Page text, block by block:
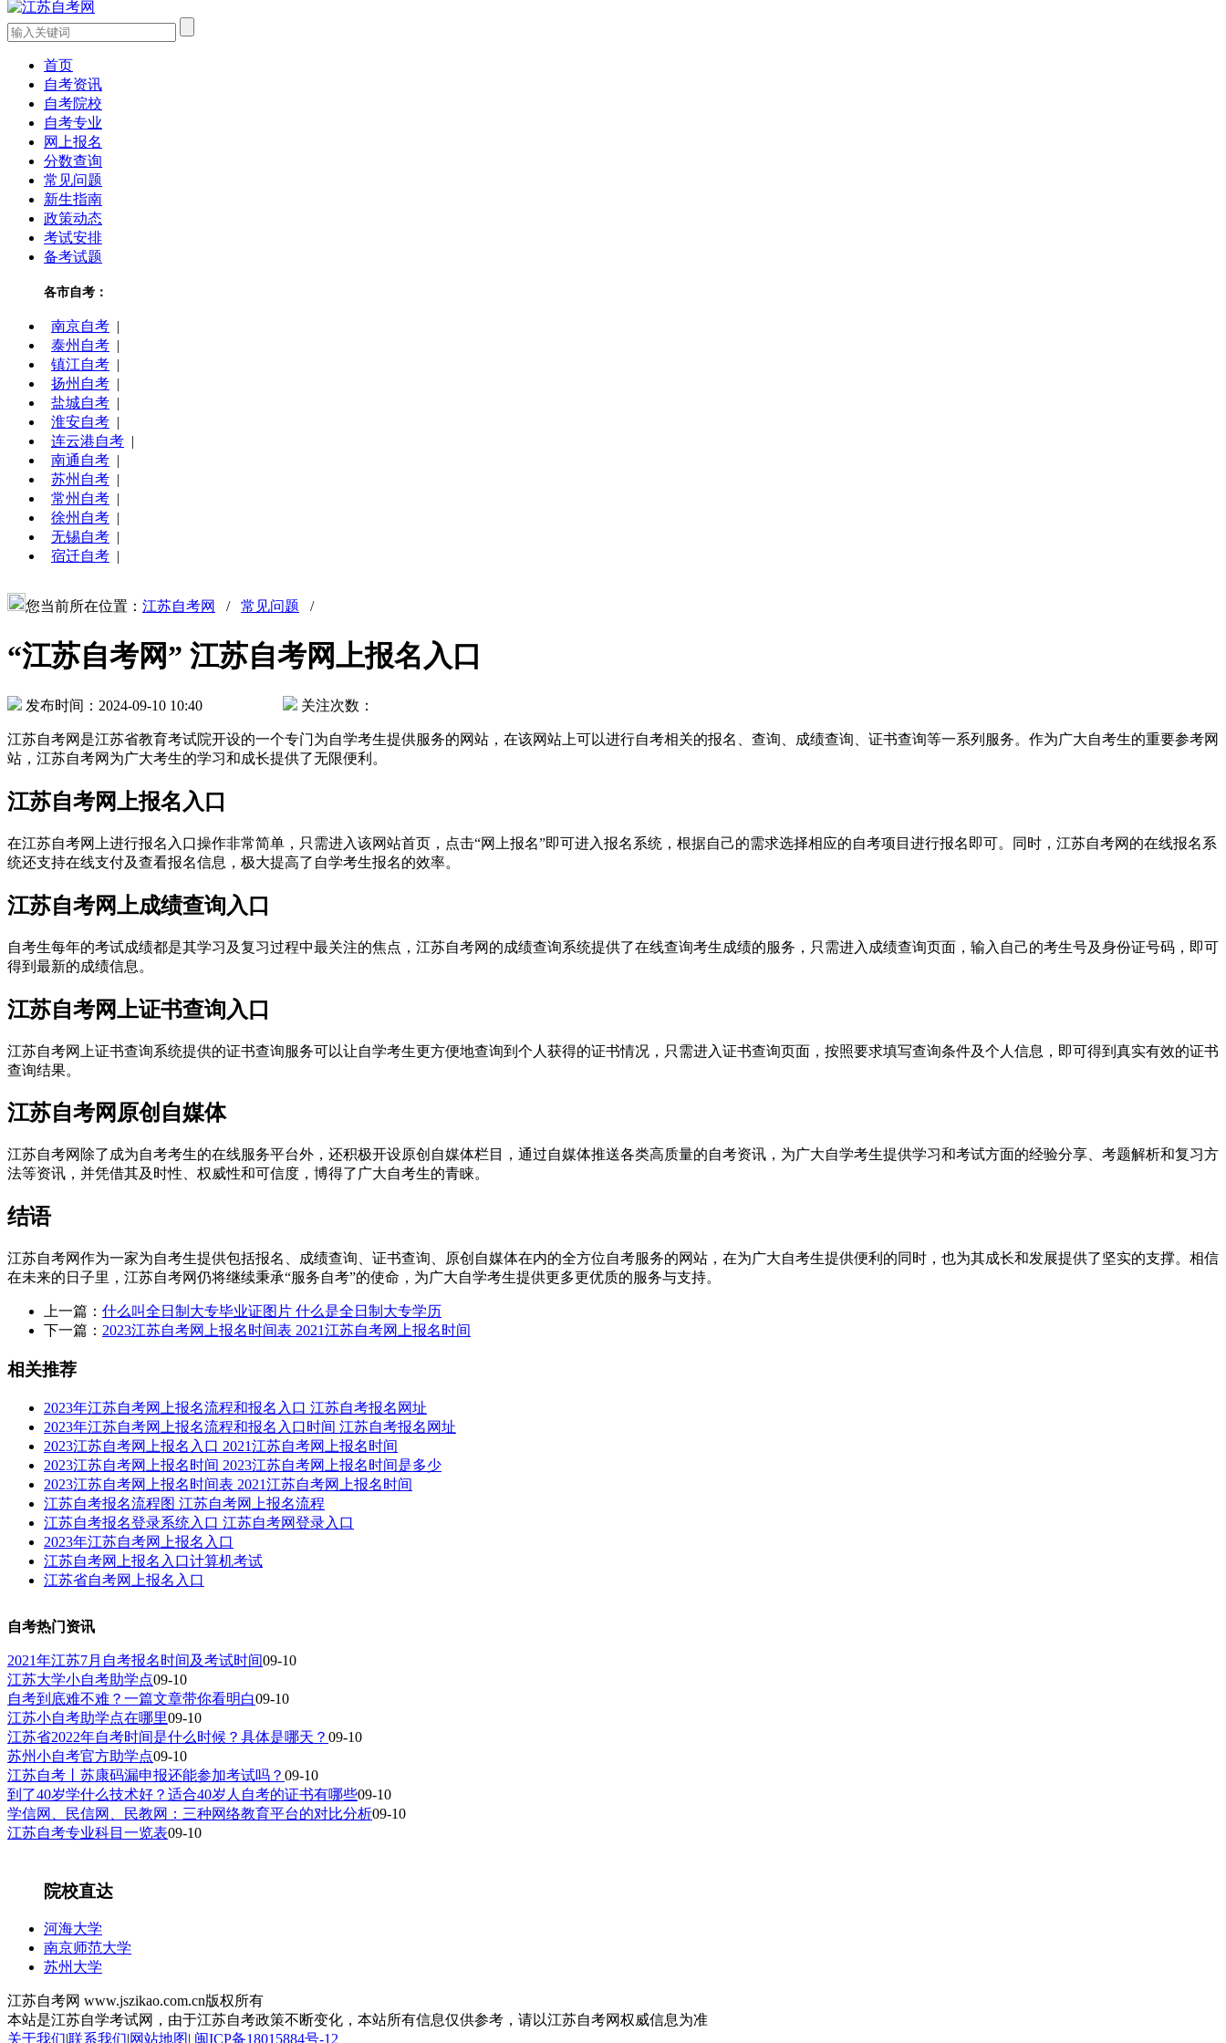
首页
自考资讯
自考院校
自考专业
网上报名
分数查询
常见问题
新生指南
政策动态
考试安排
备考试题
各市自考：
南京自考 |
泰州自考 |
镇江自考 |
扬州自考 |
盐城自考 |
淮安自考 |
连云港自考 |
南通自考 |
苏州自考 |
常州自考 |
徐州自考 |
无锡自考 |
宿迁自考 |
您当前所在位置： 江苏自考网 / 常见问题 /
“江苏自考网” 江苏自考网上报名入口
发布时间：2024-09-10 10:40 关注次数：
江苏自考网是江苏省教育考试院开设的一个专门为自学考生提供服务的网站，在该网站上可以进行自考相关的报名、查询、成绩查询、证书查询等一系列服务。作为广大自考生的重要参考网
站，江苏自考网为广大考生的学习和成长提供了无限便利。
江苏自考网上报名入口
在江苏自考网上进行报名入口操作非常简单，只需进入该网站首页，点击“网上报名”即可进入报名系统，根据自己的需求选择相应的自考项目进行报名即可。同时，江苏自考网的在线报名系
统还支持在线支付及查看报名信息，极大提高了自学考生报名的效率。
江苏自考网上成绩查询入口
自考生每年的考试成绩都是其学习及复习过程中最关注的焦点，江苏自考网的成绩查询系统提供了在线查询考生成绩的服务，只需进入成绩查询页面，输入自己的考生号及身份证号码，即可
得到最新的成绩信息。
江苏自考网上证书查询入口
江苏自考网上证书查询系统提供的证书查询服务可以让自学考生更方便地查询到个人获得的证书情况，只需进入证书查询页面，按照要求填写查询条件及个人信息，即可得到真实有效的证书
查询结果。
江苏自考网原创自媒体
江苏自考网除了成为自考考生的在线服务平台外，还积极开设原创自媒体栏目，通过自媒体推送各类高质量的自考资讯，为广大自学考生提供学习和考试方面的经验分享、考题解析和复习方
法等资讯，并凭借其及时性、权威性和可信度，博得了广大自考生的青睐。
结语
江苏自考网作为一家为自考生提供包括报名、成绩查询、证书查询、原创自媒体在内的全方位自考服务的网站，在为广大自考生提供便利的同时，也为其成长和发展提供了坚实的支撑。相信
在未来的日子里，江苏自考网仍将继续秉承“服务自考”的使命，为广大自学考生提供更多更优质的服务与支持。
上一篇： 什么叫全日制大专毕业证图片 什么是全日制大专学历
下一篇： 2023江苏自考网上报名时间表 2021江苏自考网上报名时间
相关推荐
2023年江苏自考网上报名流程和报名入口 江苏自考报名网址
2023年江苏自考网上报名流程和报名入口时间 江苏自考报名网址
2023江苏自考网上报名入口 2021江苏自考网上报名时间
2023江苏自考网上报名时间 2023江苏自考网上报名时间是多少
2023江苏自考网上报名时间表 2021江苏自考网上报名时间
江苏自考报名流程图 江苏自考网上报名流程
江苏自考报名登录系统入口 江苏自考网登录入口
2023年江苏自考网上报名入口
江苏自考网上报名入口计算机考试
江苏省自考网上报名入口
自考热门资讯
2021年江苏7月自考报名时间及考试时间09-10
江苏大学小自考助学点09-10
自考到底难不难？一篇文章带你看明白09-10
江苏小自考助学点在哪里09-10
江苏省2022年自考时间是什么时候？具体是哪天？ 09-10
苏州小自考官方助学点09-10
江苏自考丨苏康码漏申报还能参加考试吗？ 09-10
到了40岁学什么技术好？适合40岁人自考的证书有哪些09-10
学信网、民信网、民教网：三种网络教育平台的对比分析09-10
江苏自考专业科目一览表09-10
院校直达
河海大学
南京师范大学
苏州大学
江苏自考网 www.jszikao.com.cn版权所有
本站是江苏自学考试网，由于江苏自考政策不断变化，本站所有信息仅供参考，请以江苏自考网权威信息为准
关于我们|联系我们|网站地图| 闽ICP备18015884号-12